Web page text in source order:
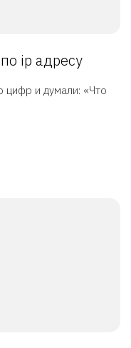
ip адресу
цифр и думали: «Что